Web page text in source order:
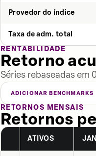
Provedor do índice
Taxa de adm. total
RENTABILIDADE
Retorno
Séries rebaseadas em
ADICIONAR BENCHMARKS
RETORNOS MENSAIS
Retornos
ATIVOS JAN